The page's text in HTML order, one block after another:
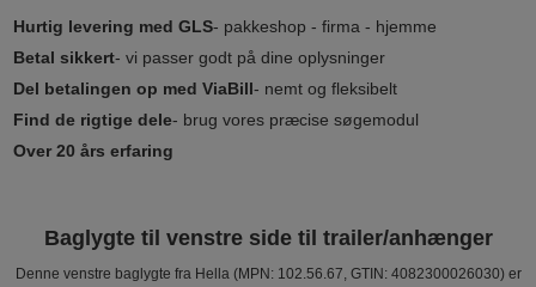
Hurtig levering med GLS- pakkeshop - firma - hjemme
Betal sikkert- vi passer godt på dine oplysninger
Del betalingen op med ViaBill- nemt og fleksibelt
Find de rigtige dele- brug vores præcise søgemodul
Over 20 års erfaring
Baglygte til venstre side til trailer/anhænger
Denne venstre baglygte fra Hella (MPN: 102.56.67, GTIN: 4082300026030) er